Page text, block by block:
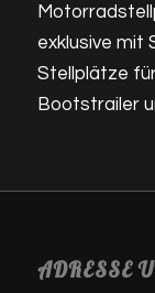
exklusive
Stellplätze
Bootstrailer
ADRESSE